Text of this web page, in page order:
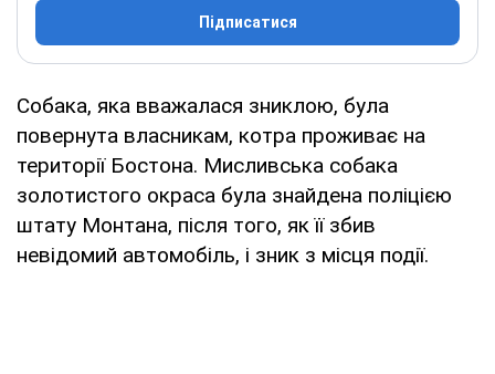
Підписатися
Собака, яка вважалася зниклою, була
повернута власникам, котра проживає на
території Бостона. Мисливська собака
золотистого окраса була знайдена поліцією
штату Монтана, після того, як її збив
невідомий автомобіль, і зник з місця події.